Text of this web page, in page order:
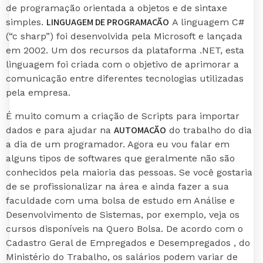
de programação orientada a objetos e de sintaxe
simples. LINGUAGEM DE PROGRAMAÇÃO A linguagem C#
(“c sharp”) foi desenvolvida pela Microsoft e lançada
em 2002. Um dos recursos da plataforma .NET, esta
linguagem foi criada com o objetivo de aprimorar a
comunicação entre diferentes tecnologias utilizadas
pela empresa.
É muito comum a criação de Scripts para importar
dados e para ajudar na AUTOMAÇÃO do trabalho do dia
a dia de um programador. Agora eu vou falar em
alguns tipos de softwares que geralmente não são
conhecidos pela maioria das pessoas. Se você gostaria
de se profissionalizar na área e ainda fazer a sua
faculdade com uma bolsa de estudo em Análise e
Desenvolvimento de Sistemas, por exemplo, veja os
cursos disponíveis na Quero Bolsa. De acordo com o
Cadastro Geral de Empregados e Desempregados , do
Ministério do Trabalho, os salários podem variar de